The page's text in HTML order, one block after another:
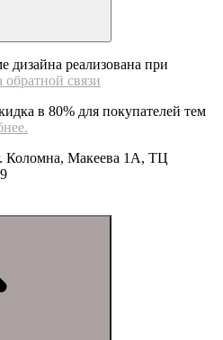
дизайна реализована при
связи
в 80% для покупателей тем
Коломна, Макеева 1А, ТЦ